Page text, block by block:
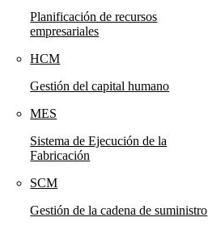
Planificación de recursos
empresariales
HCM
Gestión del capital humano
MES
Sistema de Ejecución de la
Fabricación
SCM
Gestión de la cadena de suministro